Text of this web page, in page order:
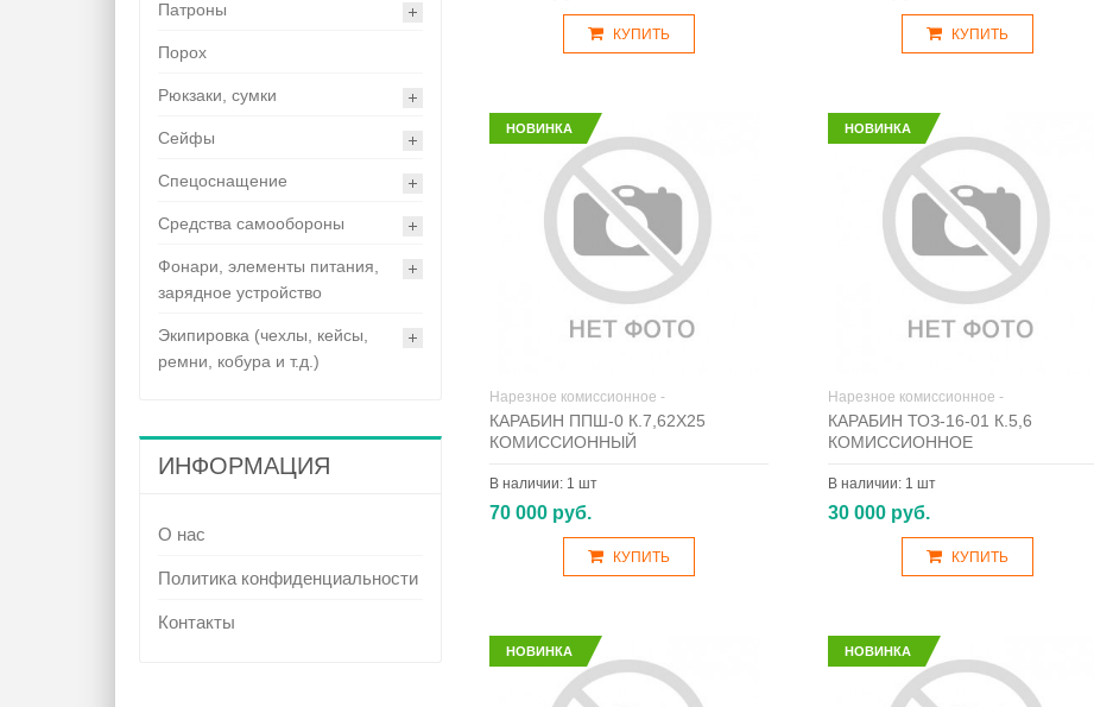
Патроны
Порох
Рюкзаки, сумки
Сейфы
Спецоснащение
Средства самообороны
Фонари, элементы питания,
зарядное устройство
Экипировка (чехлы, кейсы,
ремни, кобура и т.д.)
ИНФОРМАЦИЯ
О нас
Политика конфиденциальности
Контакты
КУПИТЬ КУПИТЬ
НОВИНКА
Нарезное комиссионное -
КАРАБИН ППШ-0 К.7,62Х25
КОМИССИОННЫЙ
В наличии: 1 шт
70 000 руб.
КУПИТЬ
НОВИНКА
Нарезное комиссионное -
КАРАБИН ТОЗ-16-01 К.5,6
КОМИССИОННОЕ
В наличии: 1 шт
30 000 руб.
КУПИТЬ
НОВИНКА НОВИНКА